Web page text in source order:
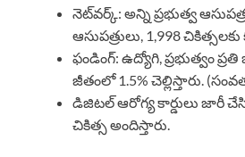
నెట్‌వర్క్: అన్ని ప్రభుత్వ
ఆసుపత్రులు, 1,998 చికిత్సలకు
ఫండింగ్: ఉద్యోగి, ప్రభుత్వం
జీతంలో 1.5% చెల్లిస్తారు.
డిజిటల్ ఆరోగ్య కార్డులు జారీ
చికిత్స అందిస్తారు.